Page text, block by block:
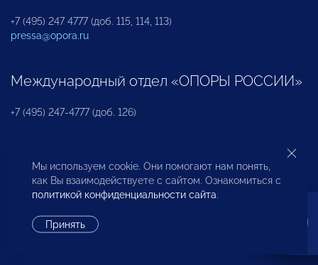
+7 (495) 247 4777 (доб. 115, 114, 113)
pressa@opora.ru
Международный отдел «ОПОРЫ РОССИИ»
+7 (495) 247-4777 (доб. 126)
Бюро по защите прав предпринимателей и
инвесторов
Мы используем cookie. Они помогают нам понять,
как Вы взаимодействуете с сайтом. Ознакомиться с
политикой конфиденциальности сайта.
Принять